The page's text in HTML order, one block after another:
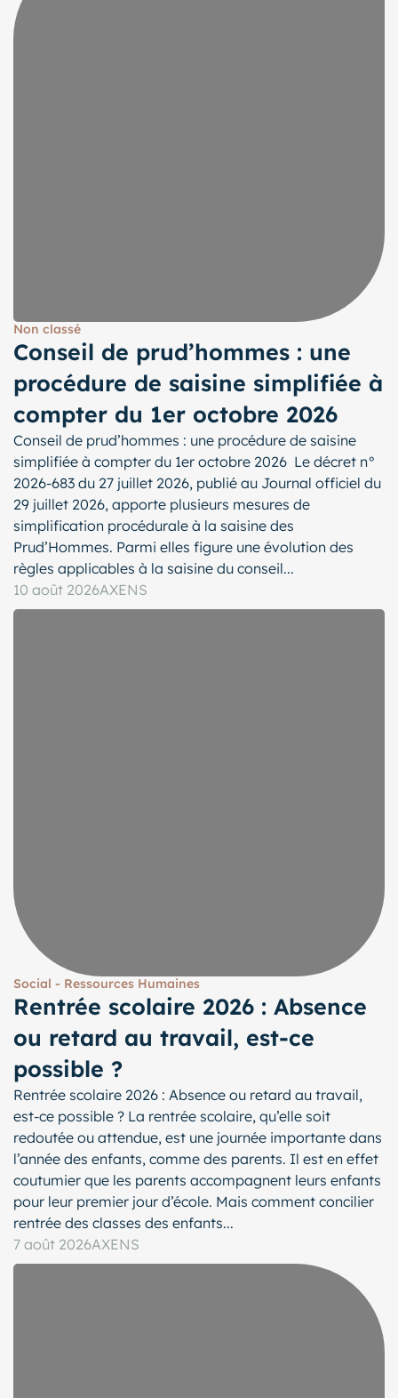
Non classé
Conseil de prud’hommes : une
procédure de saisine simplifiée à
compter du 1er octobre 2026
Conseil de prud’hommes : une procédure de saisine
simplifiée à compter du 1er octobre 2026 Le décret n°
2026-683 du 27 juillet 2026, publié au Journal officiel du
29 juillet 2026, apporte plusieurs mesures de
simplification procédurale à la saisine des
Prud’Hommes. Parmi elles figure une évolution des
règles applicables à la saisine du conseil...
10 août 2026AXENS
Social - Ressources Humaines
Rentrée scolaire 2026 : Absence
ou retard au travail, est-ce
possible ?
Rentrée scolaire 2026 : Absence ou retard au travail,
est-ce possible ? La rentrée scolaire, qu’elle soit
redoutée ou attendue, est une journée importante dans
l’année des enfants, comme des parents. Il est en effet
coutumier que les parents accompagnent leurs enfants
pour leur premier jour d’école. Mais comment concilier
rentrée des classes des enfants...
7 août 2026AXENS